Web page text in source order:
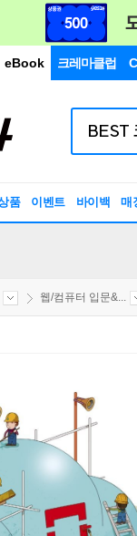
eBook 크레마클럽
품 이벤트 바이백 매
웹/컴퓨터 입문&...